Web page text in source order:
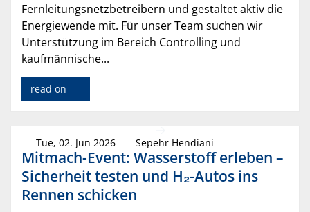
Fernleitungsnetzbetreibern und gestaltet aktiv die
Energiewende mit. Für unser Team suchen wir
Unterstützung im Bereich Controlling und
kaufmännische...
read on
Tue, 02. Jun 2026 Sepehr Hendiani
Mitmach-Event: Wasserstoff erleben –
Sicherheit testen und H₂-Autos ins
Rennen schicken